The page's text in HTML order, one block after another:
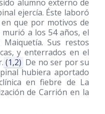
alumno externo de
ejercía. Éste laboró
que por motivos de
a los 54 años, el
Sus restos
y enterrados en el
(1,2) De no ser por su
hubiera aportado
en fiebre de La
de Carrión en la